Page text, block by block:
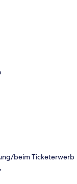
beim Ticketerwerb